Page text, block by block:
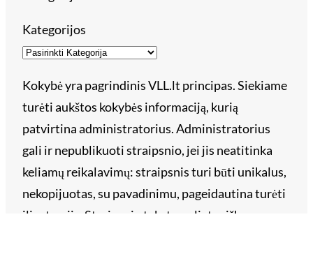
Kategorijos
Kokybė yra pagrindinis VLL.lt principas. Siekiame
turėti aukštos kokybės informaciją, kurią
patvirtina administratorius. Administratorius
gali ir nepublikuoti straipsnio, jei jis neatitinka
keliamų reikalavimų: straipsnis turi būti unikalus,
nekopijuotas, su pavadinimu, pageidautina turėti
iliustraciją. Straipsnio tekstas – lietuviškas,